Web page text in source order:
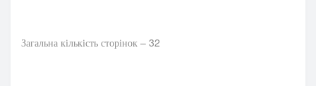
Загальна кількість сторінок – 32